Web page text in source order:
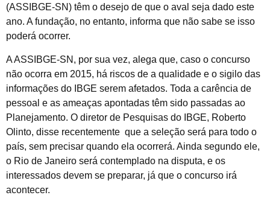
(ASSIBGE-SN) têm o desejo de que o aval seja dado este
ano. A fundação, no entanto, informa que não sabe se isso
poderá ocorrer.
A ASSIBGE-SN, por sua vez, alega que, caso o concurso
não ocorra em 2015, há riscos de a qualidade e o sigilo das
informações do IBGE serem afetados. Toda a carência de
pessoal e as ameaças apontadas têm sido passadas ao
Planejamento. O diretor de Pesquisas do IBGE, Roberto
Olinto, disse recentemente que a seleção será para todo o
país, sem precisar quando ela ocorrerá. Ainda segundo ele,
o Rio de Janeiro será contemplado na disputa, e os
interessados devem se preparar, já que o concurso irá
acontecer.